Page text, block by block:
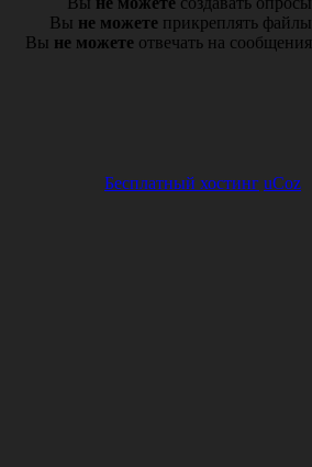
Вы не можете прикреплять файлы
Вы не можете отвечать на сообщения
Бесплатный хостинг uCoz